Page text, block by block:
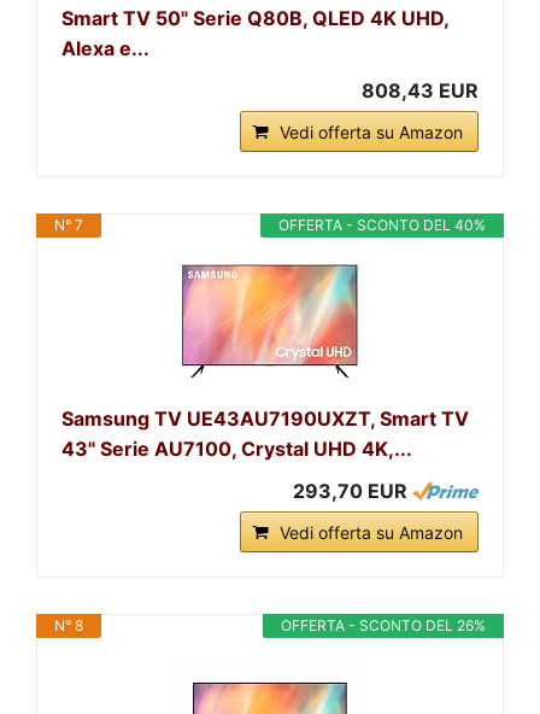
Smart TV 50" Serie Q80B, QLED 4K UHD,
Alexa e...
808,43 EUR
Vedi offerta su Amazon
OFFERTA - SCONTO DEL 40%
N° 7
Samsung TV UE43AU7190UXZT, Smart TV
43" Serie AU7100, Crystal UHD 4K,...
293,70 EUR
Vedi offerta su Amazon
OFFERTA - SCONTO DEL 26%
N° 8